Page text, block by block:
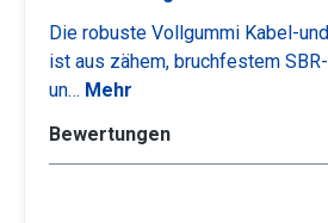
Die robuste Vollgummi Kabel-
ist aus zähem, bruchfestem
un… Mehr
Bewertungen